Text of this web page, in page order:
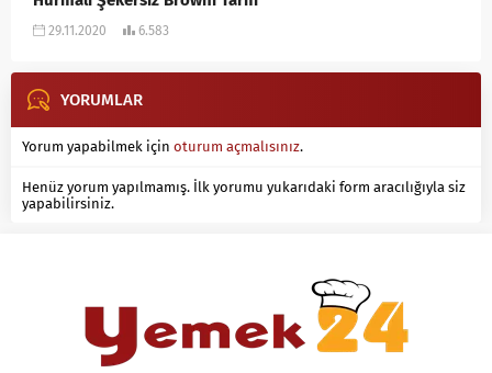
29.11.2020 6.583
YORUMLAR
Yorum yapabilmek için oturum açmalısınız.
Henüz yorum yapılmamış. İlk yorumu yukarıdaki form aracılığıyla siz
yapabilirsiniz.